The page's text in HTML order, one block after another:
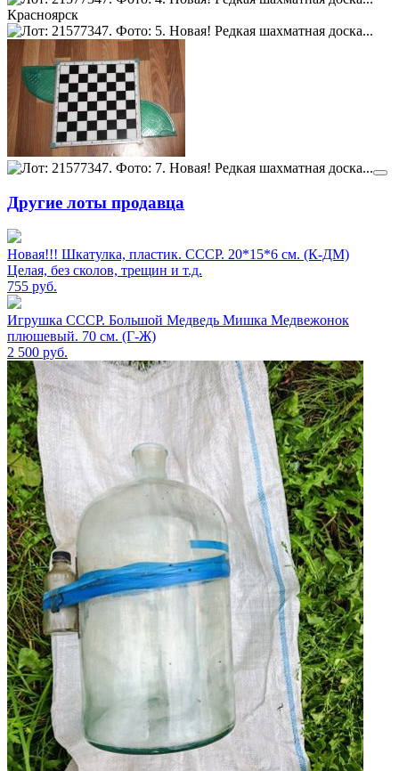
Другие лоты продавца
Новая!!! Шкатулка, пластик. СССР. 20*15*6 см. (К-ДМ)
Целая, без сколов, трещин и т.д.
755 руб.
Игрушка СССР. Большой Медведь Мишка Медвежонок
плюшевый. 70 см. (Г-Ж)
2 500 руб.